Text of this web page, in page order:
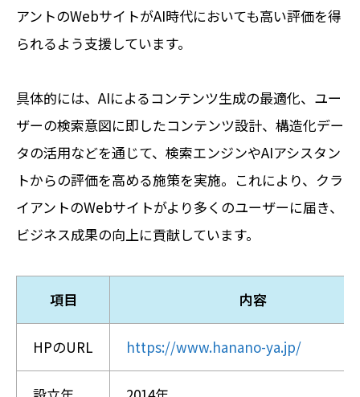
アントのWebサイトがAI時代においても高い評価を得
られるよう支援しています。
具体的には、AIによるコンテンツ生成の最適化、ユー
ザーの検索意図に即したコンテンツ設計、構造化デー
タの活用などを通じて、検索エンジンやAIアシスタン
トからの評価を高める施策を実施。 これにより、クラ
イアントのWebサイトがより多くのユーザーに届き、
ビジネス成果の向上に貢献しています。
項目 内容
HPのURL https://www.hanano-ya.jp/